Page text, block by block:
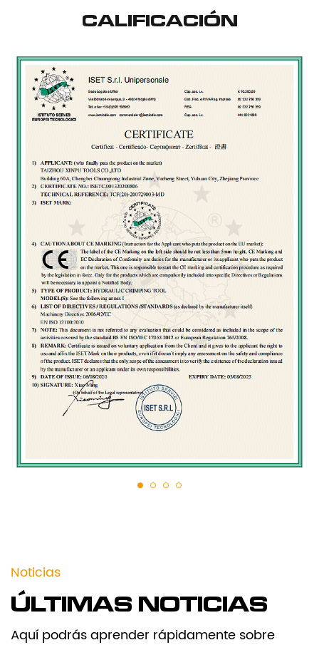
CALIFICACIÓN
Noticias
ÚLTIMAS NOTICIAS
Aquí podrás aprender rápidamente sobre